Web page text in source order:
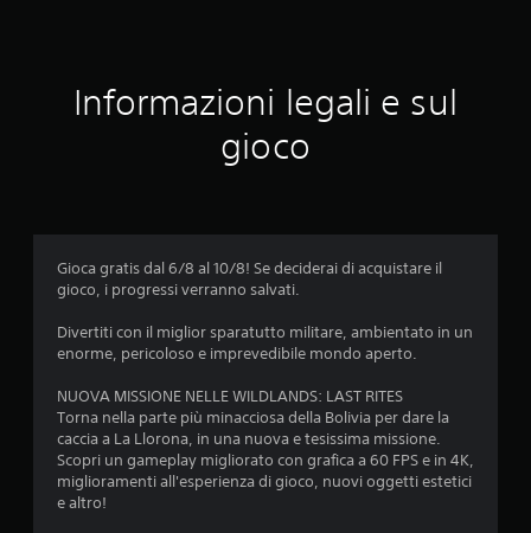
a
t
a
z
o
n
Informazioni legali e sul
gioco
Gioca gratis dal 6/8 al 10/8! Se deciderai di acquistare il
gioco, i progressi verranno salvati.
Divertiti con il miglior sparatutto militare, ambientato in un
enorme, pericoloso e imprevedibile mondo aperto.
NUOVA MISSIONE NELLE WILDLANDS: LAST RITES
Torna nella parte più minacciosa della Bolivia per dare la
caccia a La Llorona, in una nuova e tesissima missione.
Scopri un gameplay migliorato con grafica a 60 FPS e in 4K,
miglioramenti all'esperienza di gioco, nuovi oggetti estetici
e altro!